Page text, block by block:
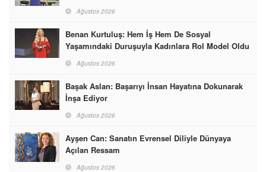
Ağustos 2026
Benan Kurtuluş: Hem İş Hem De Sosyal
Yaşamındaki Duruşuyla Kadınlara Rol Model Oldu
Ağustos 2026
Başak Aslan: Başarıyı İnsan Hayatına Dokunarak
İnşa Ediyor
Ağustos 2026
Ayşen Can: Sanatın Evrensel Diliyle Dünyaya
Açılan Ressam
Ağustos 2026